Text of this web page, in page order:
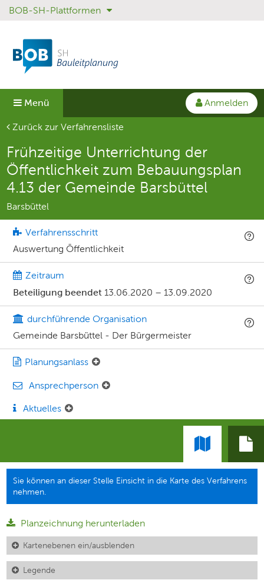
Sprungmenü
Direkt
Hauptnavigation
springen
Direkt
Inhalt
springen
BOB-SH-Plattformen
Menü
Anmelden
Aktuelle Seite
Zurück zur Verfahrensliste
Frühzeitige Unterrichtung der
Öffentlichkeit zum Bebauungsplan
4.13 der Gemeinde Barsbüttel
Barsbüttel
Verfahrensschritt
Auswertung Öffentlichkeit
Zeitraum
Beteiligung beendet 13.06.2020 – 13.09.2020
durchführende Organisation
Gemeinde Barsbüttel - Der Bürgermeister
Planungsanlass
Ansprechperson
Aktuelles
Sie können an dieser Stelle Einsicht in die Karte des Verfahrens
nehmen.
Planzeichnung herunterladen
Kartenebenen ein/ausblenden
Legende